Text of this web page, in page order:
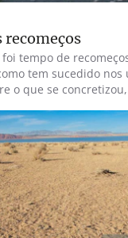
recomeços
tempo de
tem sucedido nos
o que se
quando. Quanto a balanço de
em estilo de
poema meus e
Quinteiro sobre
vale a pena ler e
Revista Online -
nos Açores, por